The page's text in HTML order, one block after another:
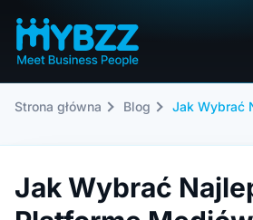
Strona główna Blog
Jak Wybrać